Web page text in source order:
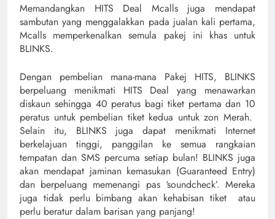
Memandangkan HITS Deal Mcalls juga mendapat
sambutan yang menggalakkan pada jualan kali pertama,
Mcalls memperkenalkan semula pakej ini khas untuk
BLINKS.
Dengan pembelian mana-mana Pakej HITS, BLINKS
berpeluang menikmati HITS Deal yang menawarkan
diskaun sehingga 40 peratus bagi tiket pertama dan 10
peratus untuk pembelian tiket kedua untuk zon Merah.
Selain itu, BLINKS juga dapat menikmati Internet
berkelajuan tinggi, panggilan ke semua rangkaian
tempatan dan SMS percuma setiap bulan! BLINKS juga
akan mendapat jaminan kemasukan (Guaranteed Entry)
dan berpeluang memenangi pas ‘soundcheck’. Mereka
juga tidak perlu bimbang akan kehabisan tiket atau
perlu beratur dalam barisan yang panjang!